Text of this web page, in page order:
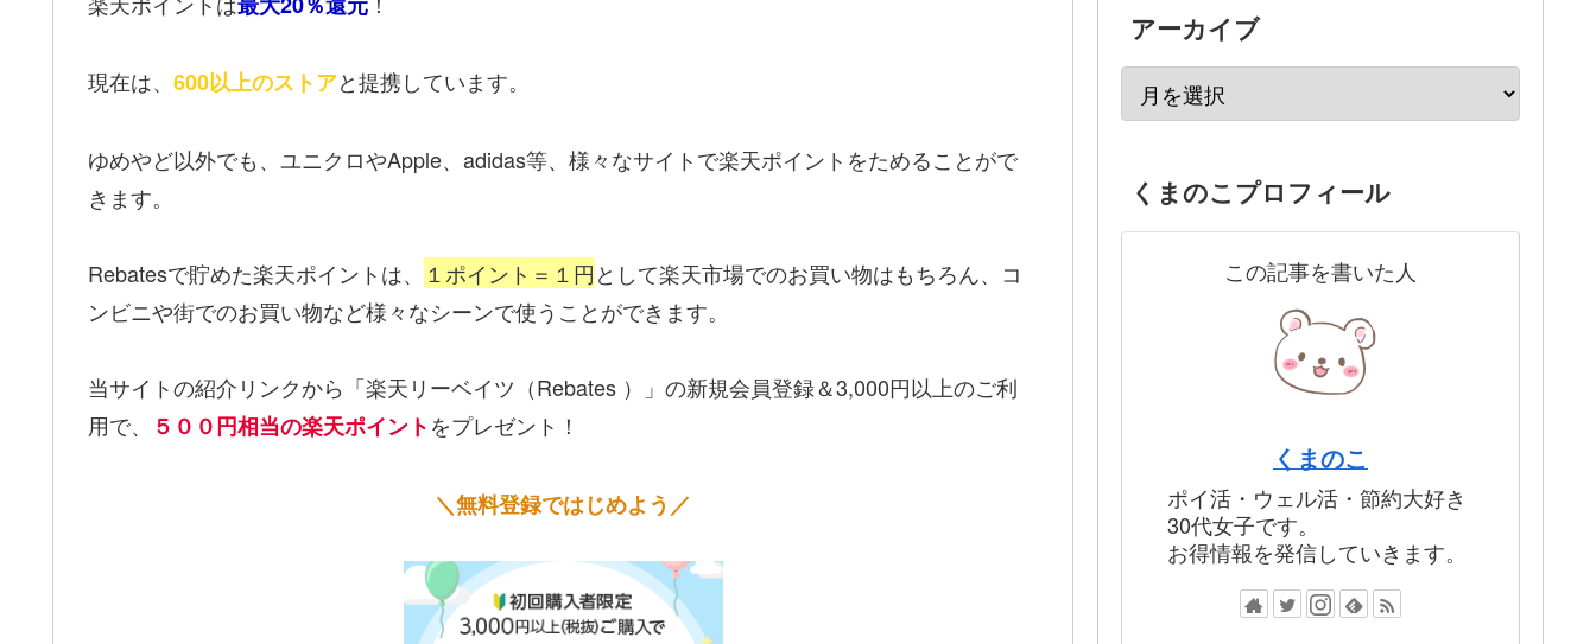
現在は、 600以上のストアと提携しています。
ゆめやど以外でも、ユニクロやApple、adidas等、様々なサイトで楽天ポイントをためることがで
きます。
Rebatesで貯めた楽天ポイントは、 １ポイント＝１円として楽天市場でのお買い物はもちろん、コ
ンビニや街でのお買い物など様々なシーンで使うことができます。
当サイトの紹介リンクから「楽天リーベイツ（Rebates ）」の新規会員登録＆3,000円以上のご利
用で、
５００円相当の楽天ポイントをプレゼント！
＼無料登録ではじめよう／
アーカイブ
くまのこプロフィール
この記事を書いた人
くまのこ
ポイ活・ウェル活・節約大好き
30代女子です。
お得情報を発信していきます。